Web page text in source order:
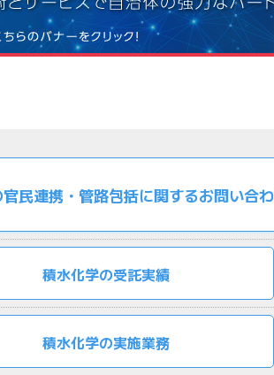
民連携・管路包括に関するお問い合
積水化学の受託実績
積水化学の実施業務